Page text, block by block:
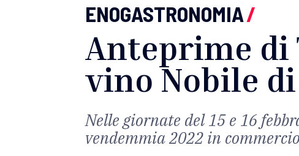
ENOGASTRONOMIA/
Anteprime di
vino Nobile
Nelle giornate del 15 e 16
vendemmia 2022 in